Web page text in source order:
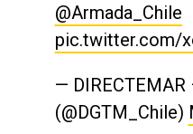
@Armada_Chile
pic.twitter.com/
—
(@DGTM_Chile)